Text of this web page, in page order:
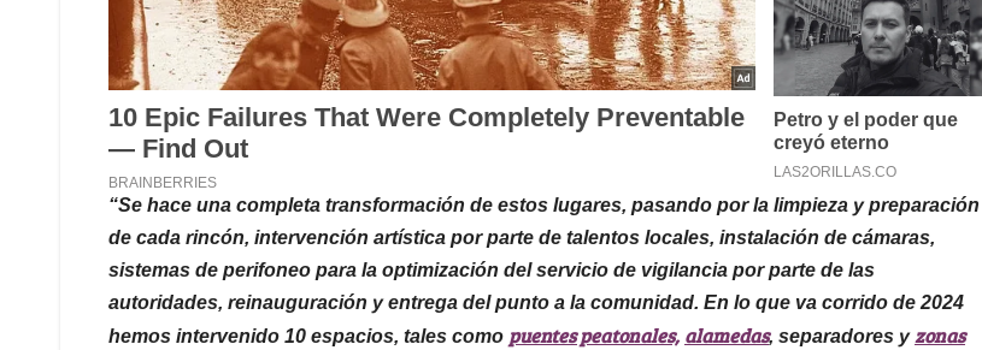
“Se hace una completa transformación de estos lugares, pasando por la limpieza y preparación
de cada rincón, intervención artística por parte de talentos locales, instalación de cámaras,
sistemas de perifoneo para la optimización del servicio de vigilancia por parte de las
autoridades, reinauguración y entrega del punto a la comunidad. En lo que va corrido de 2024
hemos intervenido 10 espacios, tales como puentes peatonales, alamedas, separadores yzonas